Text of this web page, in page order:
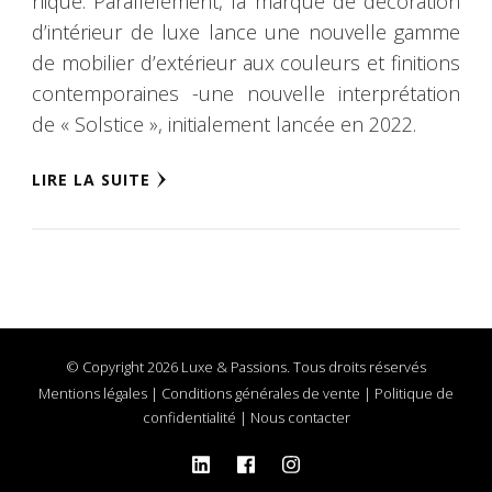
d’intérieur de luxe lance une nouvelle gamme
de mobilier d’extérieur aux couleurs et finitions
contemporaines -une nouvelle interprétation
de « Solstice », initialement lancée en 2022.
LIRE LA SUITE
© Copyright 2026 Luxe & Passions. Tous droits réservés
Mentions légales | Conditions générales de vente | Politique de
confidentialité | Nous contacter